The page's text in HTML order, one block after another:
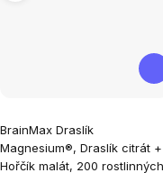
BrainMax Draslík
Magnesium®, Draslík citrát +
Hořčík malát, 200 rostlinných
hodnocení
produktu